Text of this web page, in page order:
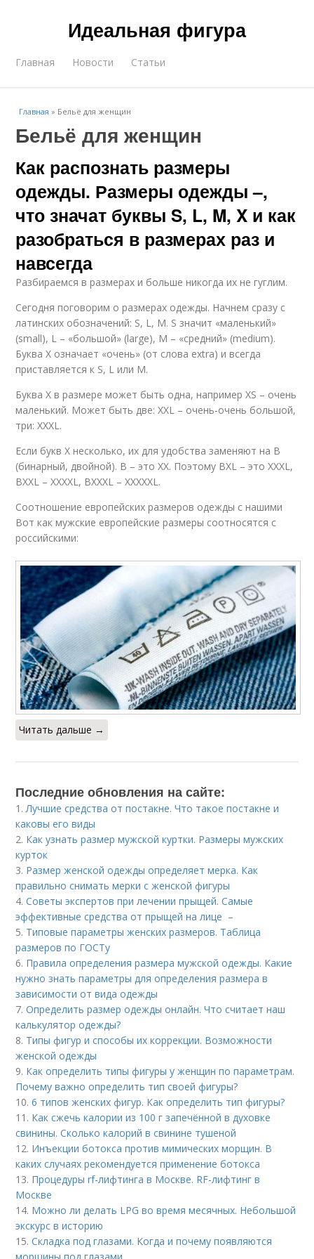
Идеальная фигура
Главная Новости Статьи
Главная » Бельё для женщин
Бельё для женщин
Как распознать размеры
одежды. Размеры одежды –,
что значат буквы S, L, M, X и как
разобраться в размерах раз и
навсегда
Разбираемся в размерах и больше никогда их не гуглим.
Сегодня поговорим о размерах одежды. Начнем сразу с
латинских обозначений: S, L, M. S значит «маленький»
(small), L – «большой» (large), M – «средний» (medium).
Буква X означает «очень» (от слова extra) и всегда
приставляется к S, L или M.
Буква X в размере может быть одна, например XS – очень
маленький. Может быть две: XXL – очень-очень большой,
три: XXXL.
Если букв X несколько, их для удобства заменяют на B
(бинарный, двойной). B – это XX. Поэтому BXL – это XXXL,
BXXL – XXXXL, BXXXL – XXXXXL.
Соотношение европейских размеров одежды с нашими
Вот как мужские европейские размеры соотносятся с
российскими:
Читать дальше →
Последние обновления на сайте:
1.Лучшие средства от постакне. Что такое постакне и
каковы его виды
2. Как узнать размер мужской куртки. Размеры мужских
курток
3. Размер женской одежды определяет мерка. Как
правильно снимать мерки с женской фигуры
4.Советы экспертов при лечении прыщей. Самые
эффективные средства от прыщей на лице –
5. Типовые параметры женских размеров. Таблица
размеров по ГОСТу
6. Правила определения размера мужской одежды. Какие
нужно знать параметры для определения размера в
зависимости от вида одежды
7.Определить размер одежды онлайн. Что считает наш
калькулятор одежды?
8. Типы фигур и способы их коррекции. Возможности
женской одежды
9. Как определить типы фигуры у женщин по параметрам.
Почему важно определить тип своей фигуры?
10.6 типов женских фигур. Как определить тип фигуры?
11. Как сжечь калории из 100 г запечённой в духовке
свинины. Сколько калорий в свинине тушеной
12. Инъекции ботокса против мимических морщин. В
каких случаях рекомендуется применение ботокса
13. Процедуры rf-лифтинга в Москве. RF-лифтинг в
Москве
14. Можно ли делать LPG во время месячных. Небольшой
экскурс в историю
15.Складка под глазами. Когда и почему появляются